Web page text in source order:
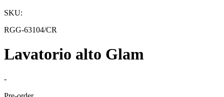
SKU:
RGG-63104/CR
Lavatorio alto Glam
-